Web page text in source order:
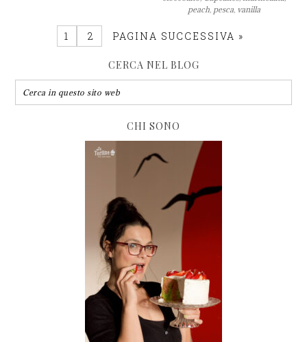
peach, pesca, vanilla
1 2 PAGINA SUCCESSIVA »
CERCA NEL BLOG
CHI SONO